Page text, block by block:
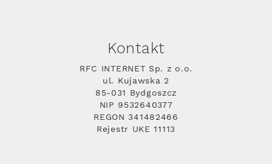
Kontakt
RFC INTERNET Sp. z o.o.
ul. Kujawska 2
85-031 Bydgoszcz
NIP 9532640377
REGON 341482466
Rejestr UKE 11113